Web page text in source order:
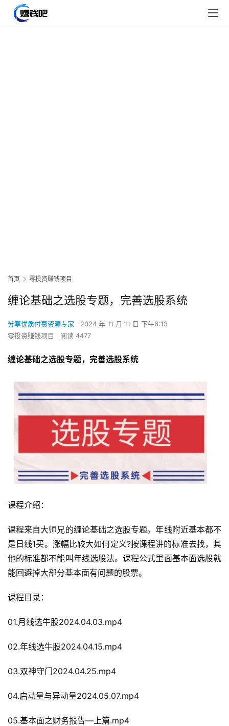
首页 零投资赚钱项目
缠论基础之选股专题，完善选股系统
分享优质付费资源专家
2024 年 11 月 11 日 下午6:13
零投资赚钱项目
阅读 4477
缠论基础之选股专题，完善选股系统
课程介绍：
课程来自大师兄的缠论基础之选股专题。年线附近基本都不
是日线1买。涨幅比较大如何定义?按课程讲的标准去找，其
他的标准都不能叫年线选股法。课程公式里面基本面选股就
能回避掉大部分基本面有问题的股票。
课程目录：
01.月线选牛股2024.04.03.mp4
02.年线选牛股2024.04.15.mp4
03.双神守门2024.04.25.mp4
04.启动量与异动量2024.05.07.mp4
05.基本面之财务报告—上篇.mp4